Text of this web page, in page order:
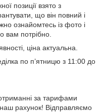
позиції взято з
що він повний і
ознайомтесь із фото і
вам потрібно.
ціна актуальна.
по п’ятницю з 11:00 до
за тарифами
рахунок! Відправляємо